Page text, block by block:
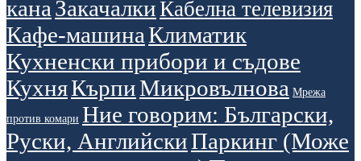
кана ЗакачалкиКабелна телевизия
Кафе-машинаКлиматик
Кухненски прибори и съдове
КухняКърпиМикровълнова Мрежа
против комари Ние говорим: Български,
Руски, АнглийскиПаркинг (Може